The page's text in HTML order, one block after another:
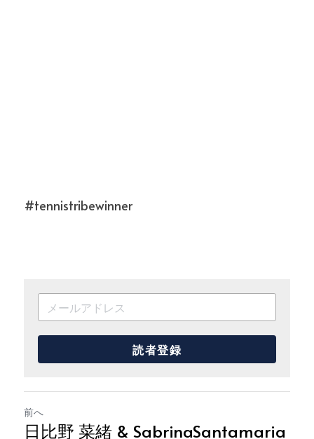
#tennistribewinner
読者登録
前へ
日比野 菜緒 & SabrinaSantamaria